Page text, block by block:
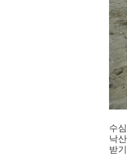
수
낙
받